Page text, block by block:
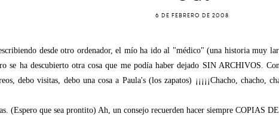
6 DE FEBRERO DE 2008
desde otro ordenador, el mío ha ido al "médico" (una historia muy
se ha descubierto otra cosa que me podía haber dejado SIN ARCHIVOS.
debo visitas, debo una cosa a Paula's (los zapatos) ¡¡¡¡¡Chacho,
(Espero que sea prontito) Ah, un consejo recuerden hacer siempre COPIAS